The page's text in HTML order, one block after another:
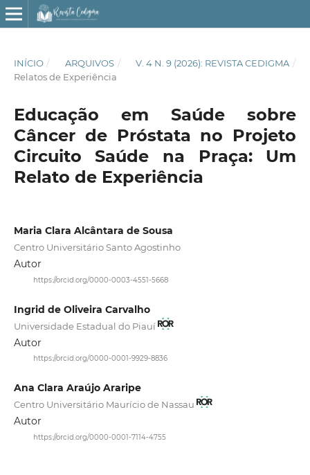
INÍCIO / ARQUIVOS / V. 4 N. 9 (2026): REVISTA CEDIGMA /
Relatos de Experiência
Educação em Saúde sobre
Câncer de Próstata no Projeto
Circuito Saúde na Praça: Um
Relato de Experiência
Maria Clara Alcântara de Sousa
Centro Universitário Santo Agostinho
Autor
https://orcid.org/0000-0003-4551-5668
Ingrid de Oliveira Carvalho
Universidade Estadual do Piauí
Autor
https://orcid.org/0000-0001-9929-8836
Ana Clara Araújo Araripe
Centro Universitário Maurício de Nassau
Autor
https://orcid.org/0000-0001-7114-4755